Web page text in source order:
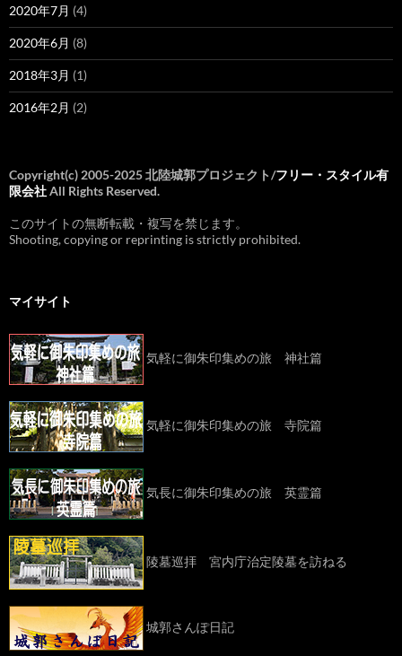
2020年7月 (4)
2020年6月 (8)
2018年3月 (1)
2016年2月 (2)
Copyright(c) 2005-2025 北陸城郭プロジェクト/フリー・スタイル有
限会社All Rights Reserved.
このサイトの無断転載・複写を禁じます。
Shooting, copying or reprinting is strictly prohibited.
マイサイト
気軽に御朱印集めの旅 神社篇
気軽に御朱印集めの旅 寺院篇
気長に御朱印集めの旅 英霊篇
陵墓巡拝 宮内庁治定陵墓を訪ねる
城郭さんぽ日記